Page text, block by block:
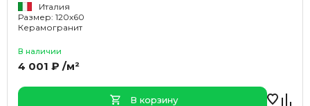
Италия
Размер: 120x60
Керамогранит
В наличии
4 001 ₽ /м²
В корзину